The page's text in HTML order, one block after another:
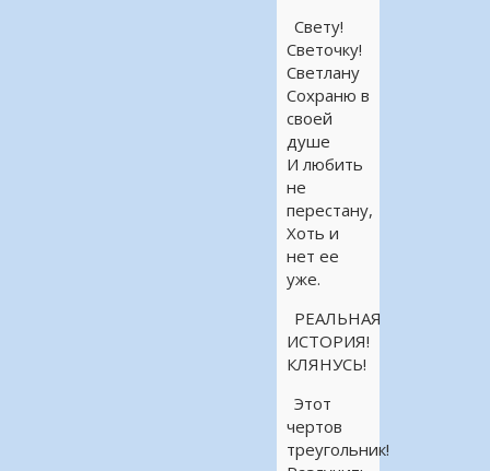
Свету!
Светочку!
Светлану
Сохраню в
своей
душе
И любить
не
перестану,
Хоть и
нет ее
уже.
РЕАЛЬНАЯ
ИСТОРИЯ!
КЛЯНУСЬ!
Этот
чертов
треугольник!